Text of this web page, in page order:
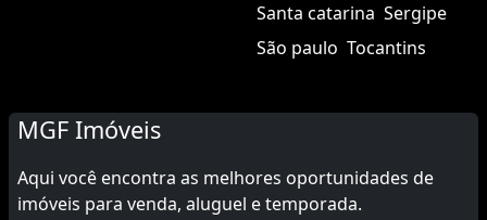
Santa catarina Sergipe
São paulo Tocantins
MGF Imóveis
Aqui você encontra as melhores oportunidades de
imóveis para venda, aluguel e temporada.